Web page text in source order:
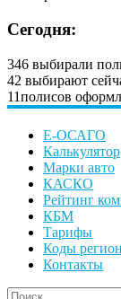
Сегодня:
346 выбирали
42 выбирают
11полисов
Е-ОСАГО
Калькулятор
Марки авто
КАСКО
Рейтинг
КБМ
Тарифы
Коды
Контакты